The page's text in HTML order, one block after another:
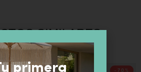
SIMILARES
-40% -70%
primera